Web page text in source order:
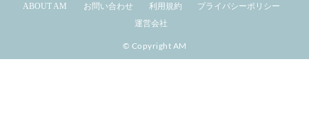
ABOUT AM お問い合わせ 利用規約
プライバシーポリシー
運営会社
© Copyright AM